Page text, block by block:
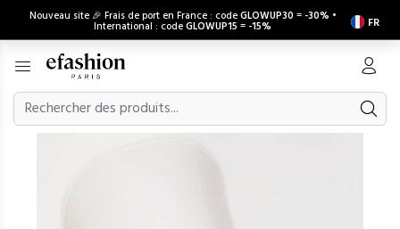
Nouveau site 🎉 Frais de port en France : codeGLOWUP30 = -30% •
International : codeGLOWUP15 = -15% FR